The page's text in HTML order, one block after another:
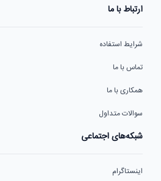
ارتباط با ما
شرایط استفاده
تماس با ما
همکاری با ما
سوالات متداول
شبکه‌های اجتماعی
اینستاگرام